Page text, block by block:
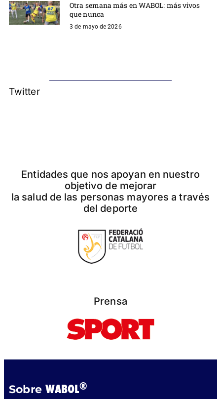
Otra semana más en WABOL: más vivos
que nunca
3 de mayo de 2026
Twitter
Entidades que nos apoyan en nuestro
objetivo de mejorar
la salud de las personas mayores a través
del deporte
Prensa
Sobre WABOL®